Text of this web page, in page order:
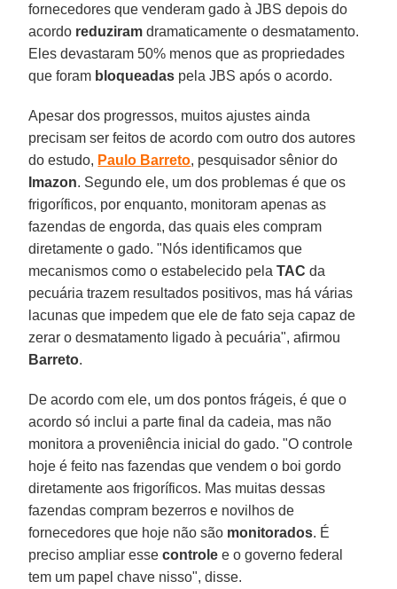
fornecedores que venderam gado à JBS depois do
acordo reduziram dramaticamente o desmatamento.
Eles devastaram 50% menos que as propriedades
que foram bloqueadas pela JBS após o acordo.
Apesar dos progressos, muitos ajustes ainda
precisam ser feitos de acordo com outro dos autores
do estudo, Paulo Barreto, pesquisador sênior do
Imazon. Segundo ele, um dos problemas é que os
frigoríficos, por enquanto, monitoram apenas as
fazendas de engorda, das quais eles compram
diretamente o gado. "Nós identificamos que
mecanismos como o estabelecido pelaTAC da
pecuária trazem resultados positivos, mas há várias
lacunas que impedem que ele de fato seja capaz de
zerar o desmatamento ligado à pecuária", afirmou
Barreto.
De acordo com ele, um dos pontos frágeis, é que o
acordo só inclui a parte final da cadeia, mas não
monitora a proveniência inicial do gado. "O controle
hoje é feito nas fazendas que vendem o boi gordo
diretamente aos frigoríficos. Mas muitas dessas
fazendas compram bezerros e novilhos de
fornecedores que hoje não são monitorados. É
preciso ampliar essecontrole e o governo federal
tem um papel chave nisso", disse.